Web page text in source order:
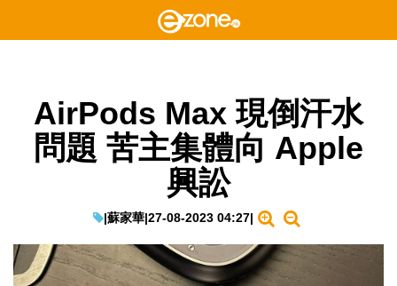
AirPods Max 現倒汗水
問題 苦主集體向 Apple
興訟
|蘇家華|27-08-2023 04:27|